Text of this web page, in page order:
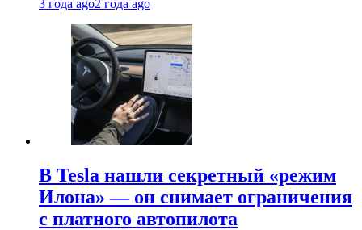
3 года ago2 года ago
В Tesla нашли секретный «режим
Илона» — он снимает ограничения
с платного автопилота